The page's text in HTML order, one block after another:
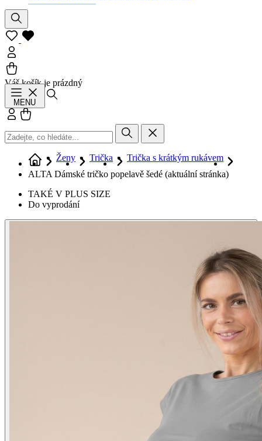
Váš košík je prázdný
MENU
Přihlásit se
Ženy Trička
Trička s krátkým rukávem
ALTA Dámské tričko popelavě šedé (aktuální stránka)
TAKÉ V PLUS SIZE
Do vyprodání